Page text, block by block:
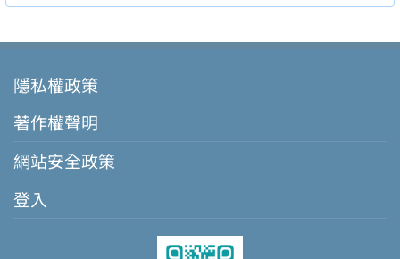
隱私權政策
著作權聲明
網站安全政策
登入